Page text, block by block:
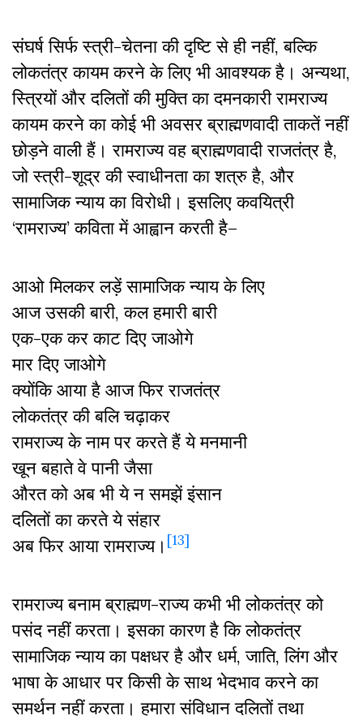
संघर्ष सिर्फ स्त्री-चेतना की दृष्टि से ही नहीं, बल्कि
लोकतंत्र कायम करने के लिए भी आवश्यक है। अन्यथा,
स्त्रियों और दलितों की मुक्ति का दमनकारी रामराज्य
कायम करने का कोई भी अवसर ब्राह्मणवादी ताकतें नहीं
छोड़ने वाली हैं। रामराज्य वह ब्राह्मणवादी राजतंत्र है,
जो स्त्री-शूद्र की स्वाधीनता का शत्रु है, और
सामाजिक न्याय का विरोधी। इसलिए कवयित्री
‘रामराज्य’ कविता में आह्वान करती है–
आओ मिलकर लड़ें सामाजिक न्याय के लिए
आज उसकी बारी, कल हमारी बारी
एक-एक कर काट दिए जाओगे
मार दिए जाओगे
क्योंकि आया है आज फिर राजतंत्र
लोकतंत्र की बलि चढ़ाकर
रामराज्य के नाम पर करते हैं ये मनमानी
खून बहाते वे पानी जैसा
औरत को अब भी ये न समझें इंसान
दलितों का करते ये संहार
अब फिर आया रामराज्य। [13]
रामराज्य बनाम ब्राह्मण-राज्य कभी भी लोकतंत्र को
पसंद नहीं करता। इसका कारण है कि लोकतंत्र
सामाजिक न्याय का पक्षधर है और धर्म, जाति, लिंग और
भाषा के आधार पर किसी के साथ भेदभाव करने का
समर्थन नहीं करता। हमारा संविधान दलितों तथा